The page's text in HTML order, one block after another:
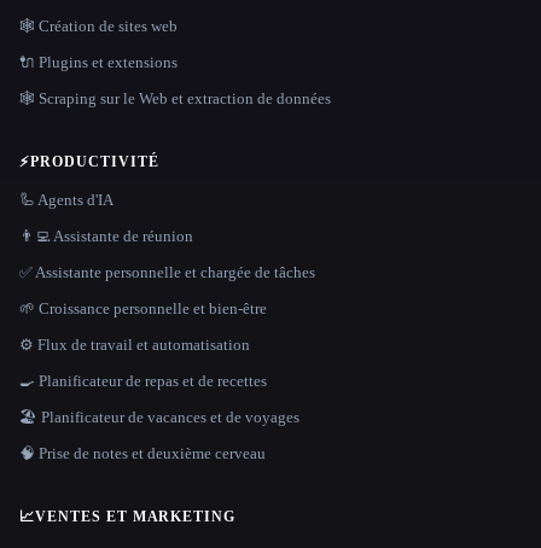
🕸 Création de sites web
🔌 Plugins et extensions
🕸️ Scraping sur le Web et extraction de données
⚡PRODUCTIVITÉ
🦾 Agents d'IA
👨‍💻 Assistante de réunion
✅ Assistante personnelle et chargée de tâches
🌱 Croissance personnelle et bien-être
⚙️ Flux de travail et automatisation
🍳 Planificateur de repas et de recettes
🏖 Planificateur de vacances et de voyages
🧠 Prise de notes et deuxième cerveau
📈VENTES ET MARKETING